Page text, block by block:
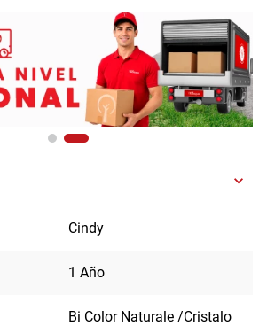
Cindy
1 Año
Bi Color Naturale /Cristalo